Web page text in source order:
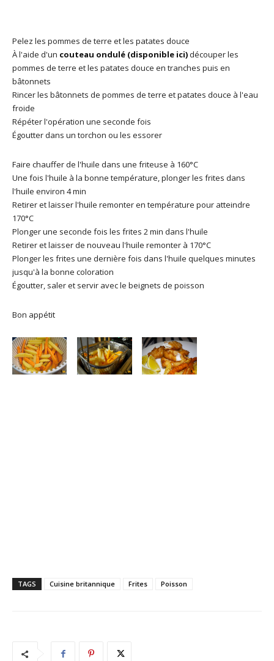
Pelez les pommes de terre et les patates douce
À l'aide d'un couteau ondulé (disponible ici)découper les
pommes de terre et les patates douce en tranches puis en
bâtonnets
Rincer les bâtonnets de pommes de terre et patates douce à l'eau
froide
Répéter l'opération une seconde fois
Égoutter dans un torchon ou les essorer
Faire chauffer de l'huile dans une friteuse à 160°C
Une fois l'huile à la bonne température, plonger les frites dans
l'huile environ 4 min
Retirer et laisser l'huile remonter en température pour atteindre
170°C
Plonger une seconde fois les frites 2 min dans l'huile
Retirer et laisser de nouveau l'huile remonter à 170°C
Plonger les frites une dernière fois dans l'huile quelques minutes
jusqu'à la bonne coloration
Égoutter, saler et servir avec le beignets de poisson
Bon appétit
TAGS Cuisine britannique Frites Poisson